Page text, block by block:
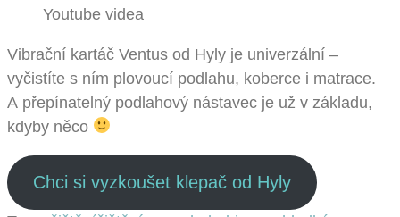
Youtube videa
Vibrační kartáč Ventus od Hyly je univerzální –
vyčistíte s ním plovoucí podlahu, koberce i matrace.
A přepínatelný podlahový nástavec je už v základu,
kdyby něco
Chci si vyzkoušet klepač od Hyly